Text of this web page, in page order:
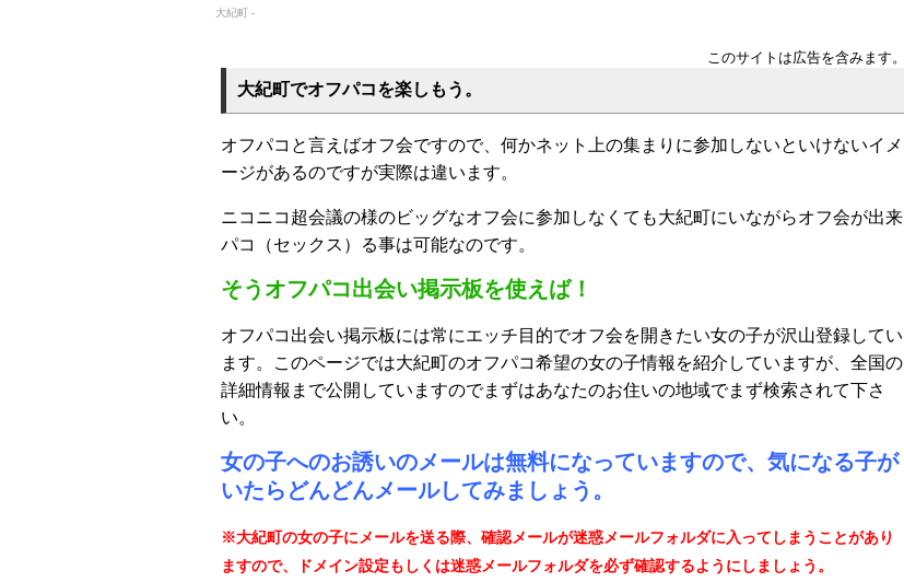
大紀町 -
このサイトは広告を含みます。
大紀町でオフパコを楽しもう。
オフパコと言えばオフ会ですので、何かネット上の集まりに参加しないといけないイメ
ージがあるのですが実際は違います。
ニコニコ超会議の様のビッグなオフ会に参加しなくても大紀町にいながらオフ会が出来
パコ（セックス）る事は可能なのです。
そうオフパコ出会い掲示板を使えば！
オフパコ出会い掲示板には常にエッチ目的でオフ会を開きたい女の子が沢山登録してい
ます。このページでは大紀町のオフパコ希望の女の子情報を紹介していますが、全国の
詳細情報まで公開していますのでまずはあなたのお住いの地域でまず検索されて下さ
い。
女の子へのお誘いのメールは無料になっていますので、気になる子が
いたらどんどんメールしてみましょう。
※大紀町の女の子にメールを送る際、確認メールが迷惑メールフォルダに入ってしまうことがあり
ますので、ドメイン設定もしくは迷惑メールフォルダを必ず確認するようにしましょう。